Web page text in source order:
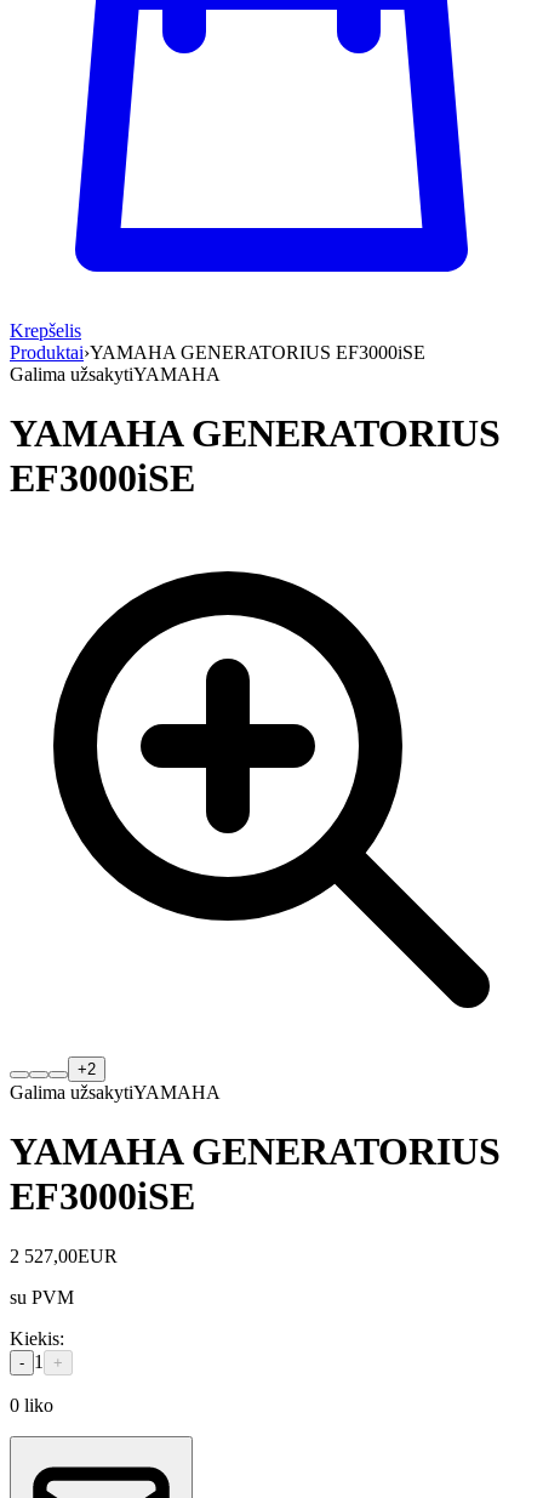
Krepšelis
Produktai›YAMAHA GENERATORIUS EF3000iSE
Galima užsakytiYAMAHA
YAMAHA GENERATORIUS
EF3000iSE
+2
Galima užsakytiYAMAHA
YAMAHA GENERATORIUS
EF3000iSE
2 527,00EUR
su PVM
Kiekis:
- 1 +
0 liko